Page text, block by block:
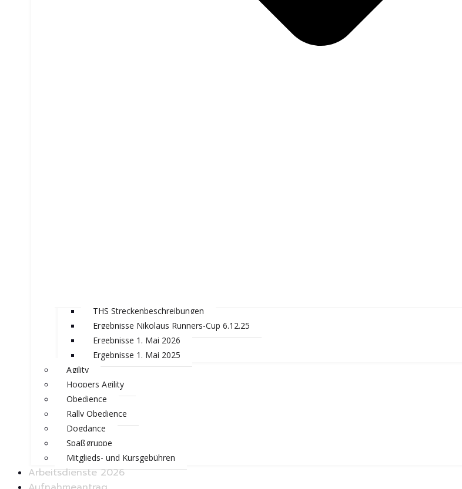
THS Streckenbeschreibungen
Ergebnisse Nikolaus Runners-Cup 6.12.25
Ergebnisse 1. Mai 2026
Ergebnisse 1. Mai 2025
Agility
Hoopers Agility
Obedience
Rally Obedience
Dogdance
Spaßgruppe
Mitglieds- und Kursgebühren
Arbeitsdienste 2026